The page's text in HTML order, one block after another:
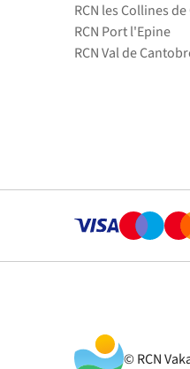
RCN les Collines
RCN Port l'Epine
RCN Val de
© RCN